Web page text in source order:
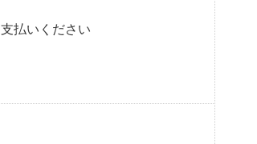
払いください